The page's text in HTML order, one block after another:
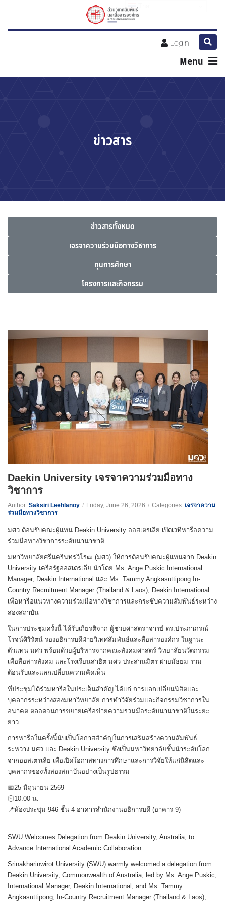
Login
Menu
ข่าวสาร
ข่าวสารทั้งหมด
เจรจาความร่วมมือทางวิชาการ
ทุนการศึกษา
โครงการและกิจกรรม
Daekin University เจรจาความร่วมมือทาง
วิชาการ
Author: Saksiri Leehlanoy / Friday, June 26, 2026 / Categories: เจรจาความ
ร่วมมือทางวิชาการ
มศว ต้อนรับคณะผู้แทน Deakin University ออสเตรเลีย เปิดเวทีหารือความ
ร่วมมือทางวิชาการระดับนานาชาติ
มหาวิทยาลัยศรีนครินทรวิโรฒ (มศว) ให้การต้อนรับคณะผู้แทนจาก Deakin
University เครือรัฐออสเตรเลีย นำโดย Ms. Ange Puskic International
Manager, Deakin International และ Ms. Tammy Angkasuttipong In-
Country Recruitment Manager (Thailand & Laos), Deakin International
เพื่อหารือแนวทางความร่วมมือทางวิชาการและกระชับความสัมพันธ์ระหว่าง
สองสถาบัน
ในการประชุมครั้งนี้ ได้รับเกียรติจาก ผู้ช่วยศาสตราจารย์ ดร.ประภาภรณ์
โรจน์ศิริรัตน์ รองอธิการบดีฝ่ายวิเทศสัมพันธ์และสื่อสารองค์กร ในฐานะ
ตัวแทน มศว พร้อมด้วยผู้บริหารจากคณะสังคมศาสตร์ วิทยาลัยนวัตกรรม
เพื่อสื่อสารสังคม และโรงเรียนสาธิต มศว ประสานมิตร ฝ่ายมัธยม ร่วม
ต้อนรับและแลกเปลี่ยนความคิดเห็น
ที่ประชุมได้ร่วมหารือในประเด็นสำคัญ ได้แก่ การแลกเปลี่ยนนิสิตและ
บุคลากรระหว่างสองมหาวิทยาลัย การทำวิจัยร่วมและกิจกรรมวิชาการใน
อนาคต ตลอดจนการขยายเครือข่ายความร่วมมือระดับนานาชาติในระยะ
ยาว
การหารือในครั้งนี้นับเป็นโอกาสสำคัญในการเสริมสร้างความสัมพันธ์
ระหว่าง มศว และ Deakin University ซึ่งเป็นมหาวิทยาลัยชั้นนำระดับโลก
จากออสเตรเลีย เพื่อเปิดโอกาสทางการศึกษาและการวิจัยให้แก่นิสิตและ
บุคลากรของทั้งสองสถาบันอย่างเป็นรูปธรรม
📅25 มิถุนายน 2569
🕙10.00 น.
📍ห้องประชุม 946 ชั้น 4 อาคารสำนักงานอธิการบดี (อาคาร 9)
SWU Welcomes Delegation from Deakin University, Australia, to
Advance International Academic Collaboration
Srinakharinwirot University (SWU) warmly welcomed a delegation from
Deakin University, Commonwealth of Australia, led by Ms. Ange Puskic,
International Manager, Deakin International, and Ms. Tammy
Angkasuttipong, In-Country Recruitment Manager (Thailand & Laos),
Thai